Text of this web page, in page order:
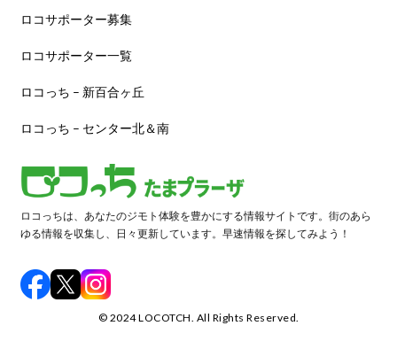
ロコサポーター募集
ロコサポーター一覧
ロコっち – 新百合ヶ丘
ロコっち – センター北＆南
ロコっちは、あなたのジモト体験を豊かにする情報サイトです。街のあら
ゆる情報を収集し、日々更新しています。早速情報を探してみよう！
©️ 2024 LOCOTCH. All Rights Reserved.